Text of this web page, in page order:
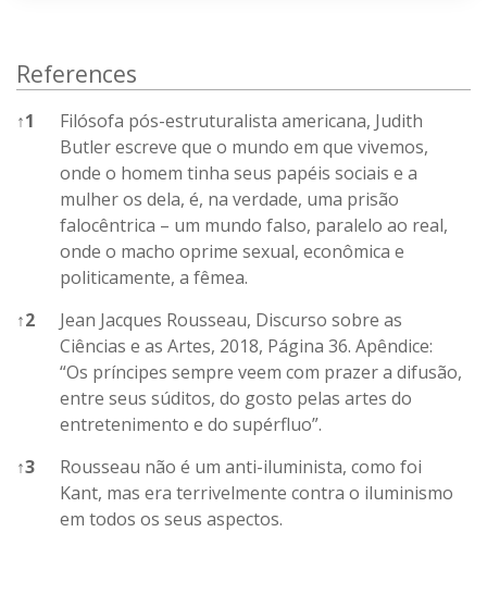
References
↑1
Filósofa pós-estruturalista americana, Judith
Butler escreve que o mundo em que vivemos,
onde o homem tinha seus papéis sociais e a
mulher os dela, é, na verdade, uma prisão
falocêntrica – um mundo falso, paralelo ao real,
onde o macho oprime sexual, econômica e
politicamente, a fêmea.
↑2
Jean Jacques Rousseau, Discurso sobre as
Ciências e as Artes, 2018, Página 36. Apêndice:
“Os príncipes sempre veem com prazer a difusão,
entre seus súditos, do gosto pelas artes do
entretenimento e do supérfluo”.
↑3
Rousseau não é um anti-iluminista, como foi
Kant, mas era terrivelmente contra o iluminismo
em todos os seus aspectos.